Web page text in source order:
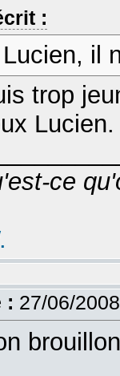
:
il
trop
ce
: 27/06/